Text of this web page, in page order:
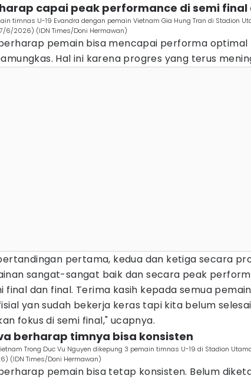
capai peak performance di semi
timnas U-19 Evandra dengan pemain Vietnam Gia Hung Tran di Stadion
6/2026) (IDN Times/Doni Hermawan)
pemain bisa mencapai performa optimal
Hal ini karena progres yang terus
pertama, kedua dan ketiga secara
sangat-sangat baik dan secara peak
final dan final. Terima kasih kepada semua
yan sudah bekerja keras tapi kita belum
fokus di semi final," ucapnya.
berharap timnya bisa konsisten
Trong Duc Vu Nguyen dikepung 3 pemain timnas U-19 di Stadion
(IDN Times/Doni Hermawan)
pemain bisa tetap konsisten. Belum